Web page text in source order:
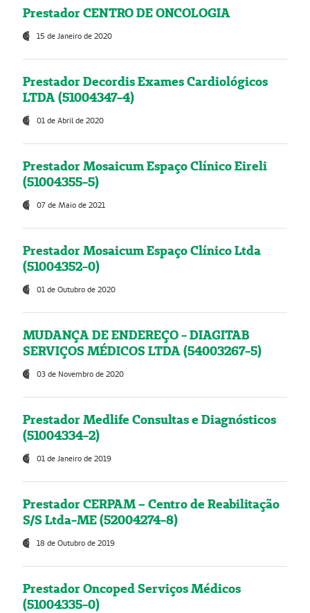
Prestador CENTRO DE ONCOLOGIA
15 de Janeiro de 2020
Prestador Decordis Exames Cardiológicos
LTDA (51004347-4)
01 de Abril de 2020
Prestador Mosaicum Espaço Clínico Eireli
(51004355-5)
07 de Maio de 2021
Prestador Mosaicum Espaço Clínico Ltda
(51004352-0)
01 de Outubro de 2020
MUDANÇA DE ENDEREÇO - DIAGITAB
SERVIÇOS MÉDICOS LTDA (54003267-5)
03 de Novembro de 2020
Prestador Medlife Consultas e Diagnósticos
(51004334-2)
01 de Janeiro de 2019
Prestador CERPAM – Centro de Reabilitação
S/S Ltda-ME (52004274-8)
18 de Outubro de 2019
Prestador Oncoped Serviços Médicos
(51004335-0)